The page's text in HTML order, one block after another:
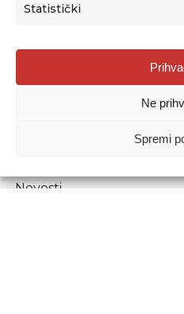
Statistički
Ne
Spremi
Agencija za odgoj i
Donje Svetice 38, 10000
1778129
Prenošenje sadržaja
Novosti